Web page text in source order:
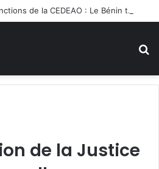
Après la levée des sanctions de la CEDEAO : Le Bénin tend la main au Niger
de la Justice